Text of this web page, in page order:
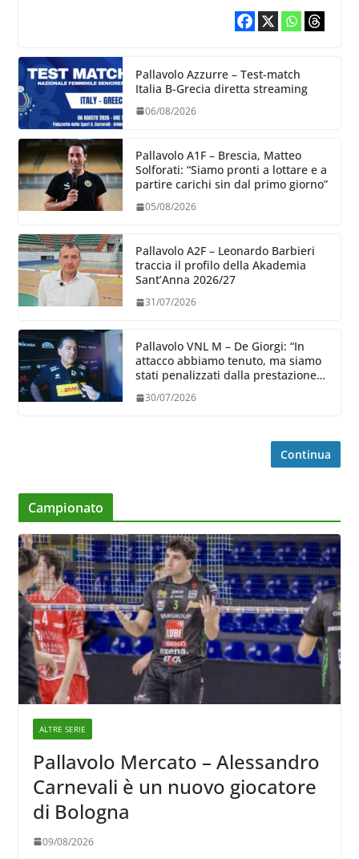
Pallavolo Azzurre – Test-match
Italia B-Grecia diretta streaming
06/08/2026
Pallavolo A1F – Brescia, Matteo
Solforati: “Siamo pronti a lottare e a
partire carichi sin dal primo giorno”
05/08/2026
Pallavolo A2F – Leonardo Barbieri
traccia il profilo della Akademia
Sant’Anna 2026/27
31/07/2026
Pallavolo VNL M – De Giorgi: “In
attacco abbiamo tenuto, ma siamo
stati penalizzati dalla prestazione
30/07/2026
Continua
Campionato
ALTRE SERIE
Pallavolo Mercato – Alessandro
Carnevali è un nuovo giocatore
di Bologna
09/08/2026